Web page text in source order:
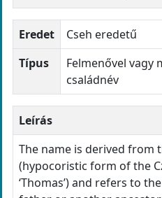
Eredet
Cseh eredetű
Típus
Felmenővel vagy
családnév
Leírás
The name is derived from
(hypocoristic form of the
‘Thomas’) and refers to